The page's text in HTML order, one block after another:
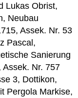
Lukas Obrist,
Neubau
Assek. Nr. 53
Pascal,
Sanierung
Assek. Nr. 757
3, Dottikon,
Pergola Markise,